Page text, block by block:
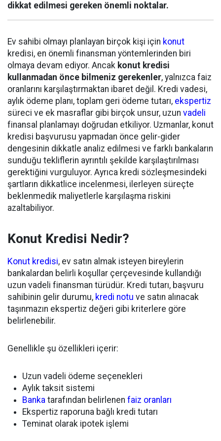
dikkat edilmesi gereken önemli noktalar.
Ev sahibi olmayı planlayan birçok kişi için konut
kredisi, en önemli finansman yöntemlerinden biri
olmaya devam ediyor. Ancak konut kredisi
kullanmadan önce bilmeniz gerekenler, yalnızca faiz
oranlarını karşılaştırmaktan ibaret değil. Kredi vadesi,
aylık ödeme planı, toplam geri ödeme tutarı, ekspertiz
süreci ve ek masraflar gibi birçok unsur, uzun vadeli
finansal planlamayı doğrudan etkiliyor. Uzmanlar, konut
kredisi başvurusu yapmadan önce gelir-gider
dengesinin dikkatle analiz edilmesi ve farklı bankaların
sunduğu tekliflerin ayrıntılı şekilde karşılaştırılması
gerektiğini vurguluyor. Ayrıca kredi sözleşmesindeki
şartların dikkatlice incelenmesi, ilerleyen süreçte
beklenmedik maliyetlerle karşılaşma riskini
azaltabiliyor.
Konut Kredisi Nedir?
Konut kredisi, ev satın almak isteyen bireylerin
bankalardan belirli koşullar çerçevesinde kullandığı
uzun vadeli finansman türüdür. Kredi tutarı, başvuru
sahibinin gelir durumu, kredi notu ve satın alınacak
taşınmazın ekspertiz değeri gibi kriterlere göre
belirlenebilir.
Genellikle şu özellikleri içerir:
Uzun vadeli ödeme seçenekleri
Aylık taksit sistemi
Banka tarafından belirlenen faiz oranları
Ekspertiz raporuna bağlı kredi tutarı
Teminat olarak ipotek işlemi